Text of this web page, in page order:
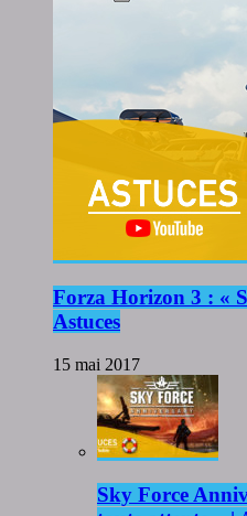
Forza Horizon 3 : «
Astuces
15 mai 2017
Sky Force